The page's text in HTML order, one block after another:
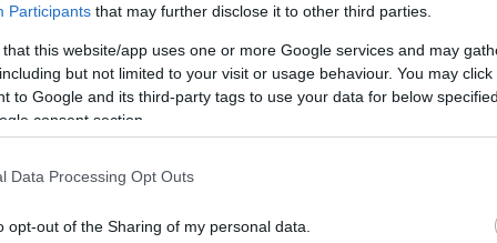
Participants that may further disclose it to other third parties.
that this website/app uses one or more Google services and may
but not limited to your visit or usage behaviour. You may
to Google and its third-party tags to use your data for below
consent section.
Data Processing Opt Outs
opt-out of the Sharing of my personal data.
(KÉF) pénteki ülését a kormányzati
A szakszervezet "minimum
a döntést.
forrásként a Google Keresőben!